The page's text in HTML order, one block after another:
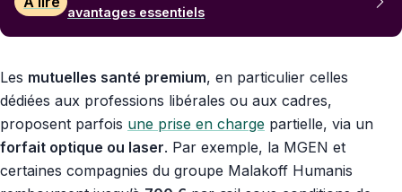
avantages essentiels
Les mutuelles santé premium, en particulier celles
dédiées aux professions libérales ou aux cadres,
proposent parfois une prise en charge partielle, via un
forfait optique ou laser. Par exemple, la MGEN et
certaines compagnies du groupe Malakoff Humanis